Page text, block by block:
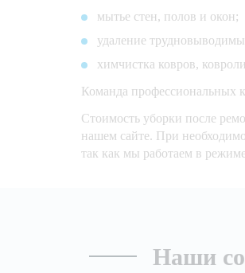
мытье стен, полов и окон;
удаление
химчистка ковров,
Команда профессиональных
Стоимость уборки после
нашем сайте. При
так как мы работаем в
Наши